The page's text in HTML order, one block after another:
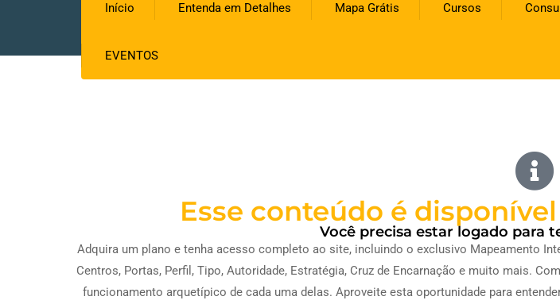
Início Entenda em Detalhes Mapa Grátis Cursos
EVENTOS
Esse conteúdo é
Você precisa estar logado para
Adquira um plano e tenha acesso completo ao site, incluindo o exclusivo Mapeamento
Centros, Portas, Perfil, Tipo, Autoridade, Estratégia, Cruz de Encarnação e muito mais.
funcionamento arquetípico de cada uma delas. Aproveite esta oportunidade para